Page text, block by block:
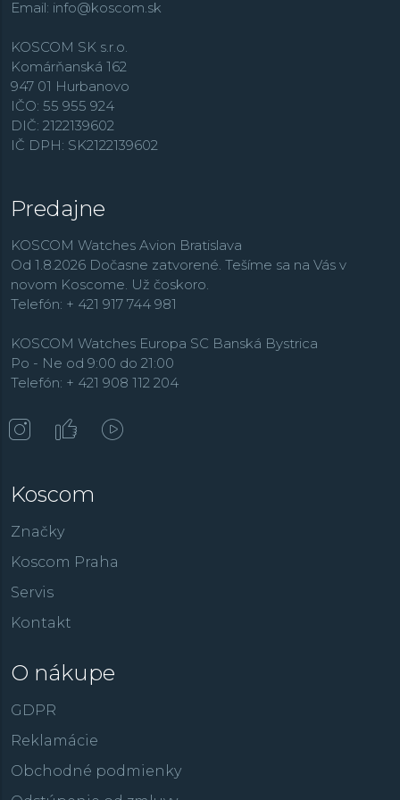
Email: info@koscom.sk
KOSCOM SK s.r.o.
Komárňanská 162
947 01 Hurbanovo
IČO: 55 955 924
DIČ: 2122139602
IČ DPH: SK2122139602
Predajne
KOSCOM Watches Avion Bratislava
Od 1.8.2026 Dočasne zatvorené. Tešíme sa na Vás v
novom Koscome. Už čoskoro.
Telefón: + 421 917 744 981
KOSCOM Watches Europa SC Banská Bystrica
Po - Ne od 9:00 do 21:00
Telefón: + 421 908 112 204
Koscom
Značky
Koscom Praha
Servis
Kontakt
O nákupe
GDPR
Reklamácie
Obchodné podmienky